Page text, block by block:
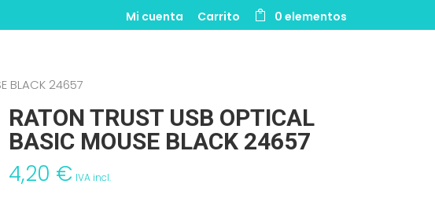
Mi cuenta Carrito 0 elementos
BLACK 24657
RATON TRUST USB OPTICAL
BASIC MOUSE BLACK 24657
4,20 € IVA incl.